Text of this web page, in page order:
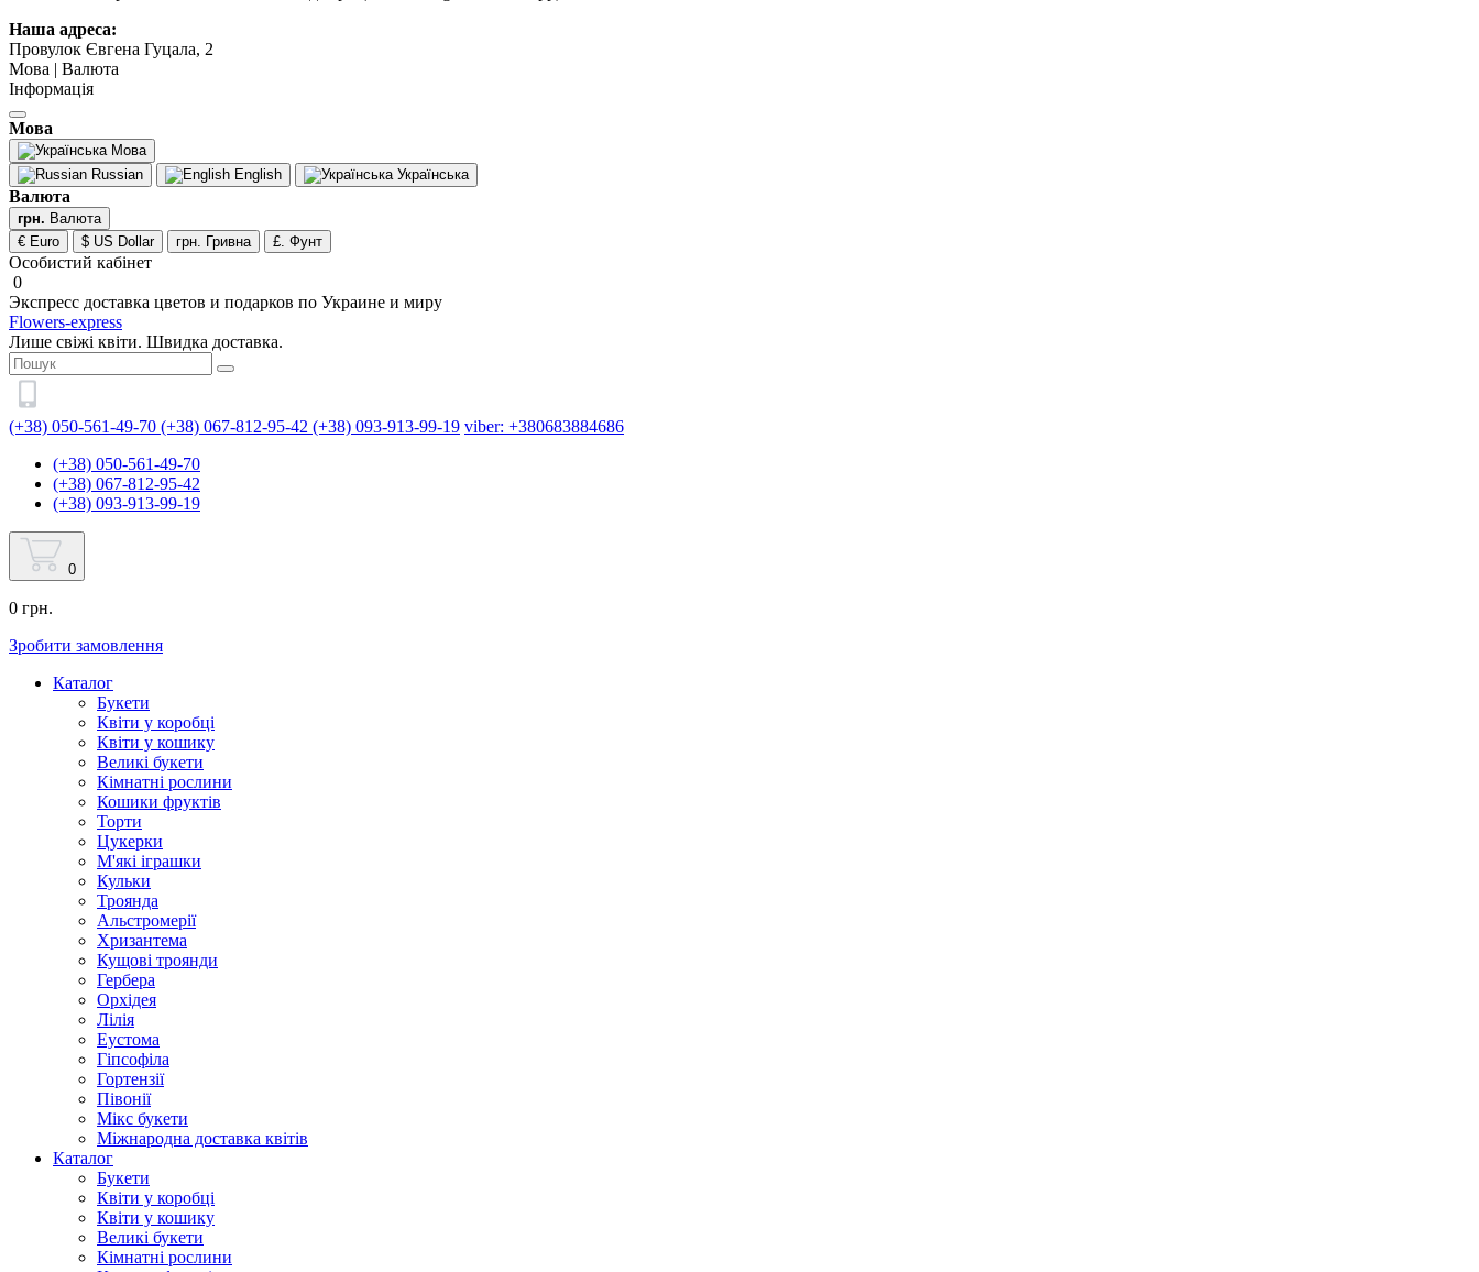
Наша адреса:
Провулок Євгена Гуцала, 2
Мова | Валюта
Інформація
Мова
Мова
Russian
English Українська
Валюта
грн. Валюта
€ Euro
$ US Dollar грн. Гривна £. Фунт
Особистий кабінет
0
Экспресс доставка цветов и подарков по Украине и миру
Flowers-express
Лише свіжі квіти. Швидка доставка.
(+38) 050-561-49-70 (+38) 067-812-95-42 (+38) 093-913-99-19 viber: +380683884686
(+38) 050-561-49-70
(+38) 067-812-95-42
(+38) 093-913-99-19
0
0 грн.
Зробити замовлення
Каталог
Букети
Квіти у коробці
Квіти у кошику
Великі букети
Кімнатні рослини
Кошики фруктів
Торти
Цукерки
М'які іграшки
Кульки
Троянда
Альстромерії
Хризантема
Кущові троянди
Гербера
Орхідея
Лілія
Еустома
Гіпсофіла
Гортензії
Півонії
Мікс букети
Міжнародна доставка квітів
Каталог
Букети
Квіти у коробці
Квіти у кошику
Великі букети
Кімнатні рослини